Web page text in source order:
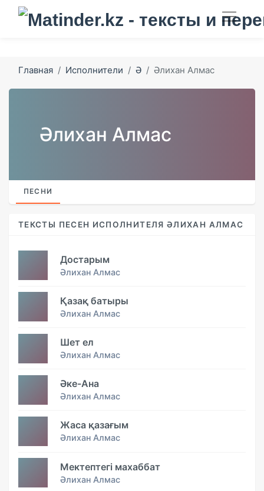
Главная Исполнители Ә Әлихан Алмас
Әлихан Алмас
ПЕСНИ
ТЕКСТЫ ПЕСЕН ИСПОЛНИТЕЛЯ ӘЛИХАН АЛМАС
Достарым
Әлихан Алмас
Қазақ батыры
Әлихан Алмас
Шет ел
Әлихан Алмас
Әке-Ана
Әлихан Алмас
Жаса қазағым
Әлихан Алмас
Мектептегі махаббат
Әлихан Алмас